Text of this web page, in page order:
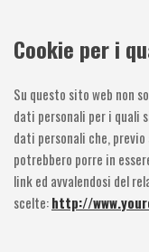
Cookie per i
Su questo sito web non
dati personali per i quali
dati personali che,
potrebbero porre in
link ed avvalendosi del
scelte:http://